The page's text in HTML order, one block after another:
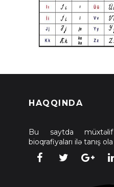
HAQQINDA
Bu saytda müxtəlif
bioqrafiyaları ilə tanış